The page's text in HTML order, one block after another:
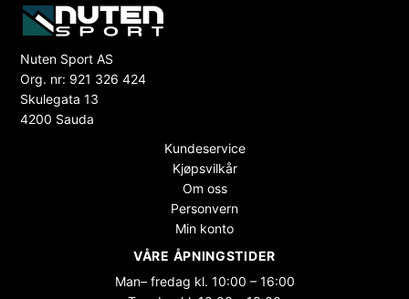
Nuten Sport AS
Org. nr: 921 326 424
Skulegata 13
4200 Sauda
Kundeservice
Kjøpsvilkår
Om oss
Personvern
Min konto
VÅRE ÅPNINGSTIDER
Man– fredag kl. 10:00 – 16:00